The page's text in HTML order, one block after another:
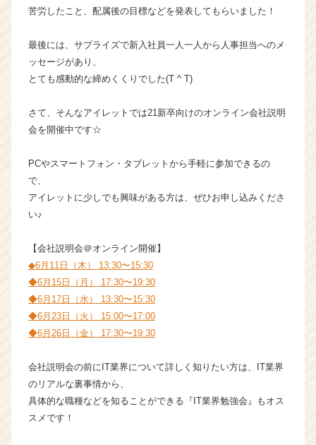
就
サ
ト
キ
ア
h
C
a
r
e
e
r）
苦労したこと、配属後の目標などを発表してもらいました！
最後には、サプライズで新入社員一人一人から人事担当へのメ
ッセージがあり、
とても感動的な締めくくりでした(T ^ T)
さて、そんなアイレットでは21新卒向けのオンライン会社説明
会を開催中です☆
PCやスマートフォン・タブレットから手軽に参加できるの
で、
アイレットに少しでも興味がある方は、ぜひお申し込みくださ
い♪
【会社説明会＠オンライン開催】
◆6月11日（木） 13:30〜15:30
◆6月15日（月） 17:30〜19:30
◆6月17日（水） 13:30〜15:30
◆6月23日（火） 15:00〜17:00
◆6月26日（金） 17:30〜19:30
会社説明会の前にIT業界について詳しく知りたい方は、IT業界
のリアルな裏事情から、
具体的な職種などを知ることができる『IT業界勉強会』もオス
スメです！